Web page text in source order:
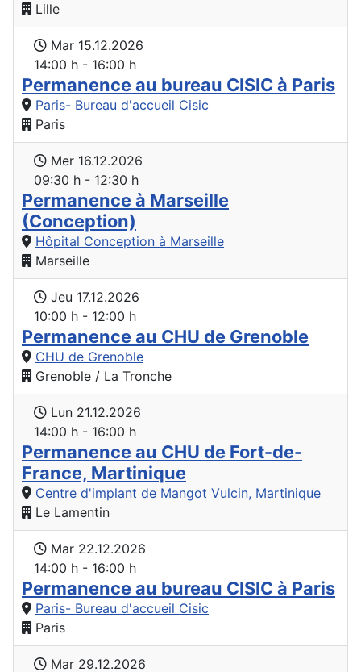
Lille
Mar 15.12.2026
14:00 h - 16:00 h
Permanence au bureau CISIC à Paris
Paris- Bureau d'accueil Cisic
Paris
Mer 16.12.2026
09:30 h - 12:30 h
Permanence à Marseille
(Conception)
Hôpital Conception à Marseille
Marseille
Jeu 17.12.2026
10:00 h - 12:00 h
Permanence au CHU de Grenoble
CHU de Grenoble
Grenoble / La Tronche
Lun 21.12.2026
14:00 h - 16:00 h
Permanence au CHU de Fort-de-
France, Martinique
Centre d'implant de Mangot Vulcin, Martinique
Le Lamentin
Mar 22.12.2026
14:00 h - 16:00 h
Permanence au bureau CISIC à Paris
Paris- Bureau d'accueil Cisic
Paris
Mar 29.12.2026